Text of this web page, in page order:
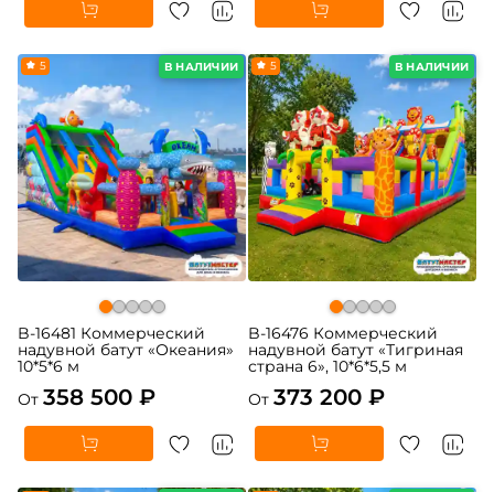
В НАЛИЧИИ
5
B-16481 Коммерческий
надувной батут «Океания»
10*5*6 м
От 358 500 ₽
В НАЛИЧИИ
5
B-16476 Коммерческий
надувной батут «Тигриная
страна 6», 10*6*5,5 м
От 373 200 ₽